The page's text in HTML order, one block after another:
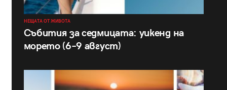
НЕЩАТА ОТ ЖИВОТА
Събития за седмицата: уикенд на
морето (6–9 август)